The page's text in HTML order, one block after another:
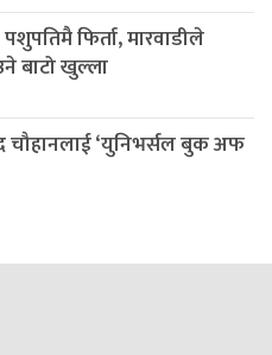
फिर्ता, मारवाडीले
बाटो खुल्ला
चौहानलाई ‘युनिभर्सल बुक अफ